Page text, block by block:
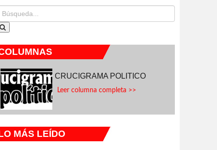
CRUCIGRAMA POLITICO
Leer columna completa >>
MÁS LEÍDO